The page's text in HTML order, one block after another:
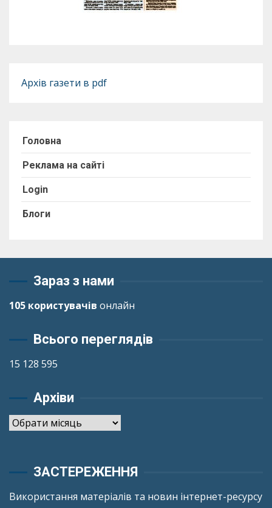
Архів газети в pdf
Головна
Реклама на сайті
Login
Блоги
Зараз з нами
105 користувачів онлайн
Всього переглядів
15 128 595
Архіви
Архіви
ЗАСТЕРЕЖЕННЯ
Використання матеріалів та новин інтернет-ресурсу